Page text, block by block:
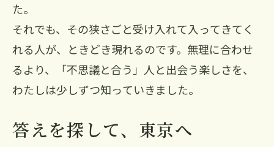
た。
それでも、その狭さごと受け入れて入ってきてく
れる人が、ときどき現れるのです。無理に合わせ
るより、「不思議と合う」人と出会う楽しさを、
わたしは少しずつ知っていきました。
答えを探して、東京へ